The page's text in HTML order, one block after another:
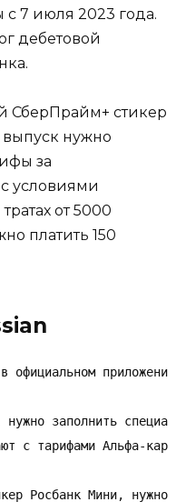
7 июля 2023 года.
дебетовой
СберПрайм+ стикер
выпуск нужно
за
условиями
от 5000
платить 150
в официальном
нужно заполнить
с тарифами Альфа-
Росбанк Мини, нужно